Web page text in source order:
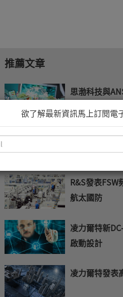
推薦文章
思渤科技與
聯華攜手亞太
R&S發表
航太國防
凌力爾特新
啟動設計
凌力爾特發表
欲了解最新資訊馬上訂閱電
輸
您
的
E-